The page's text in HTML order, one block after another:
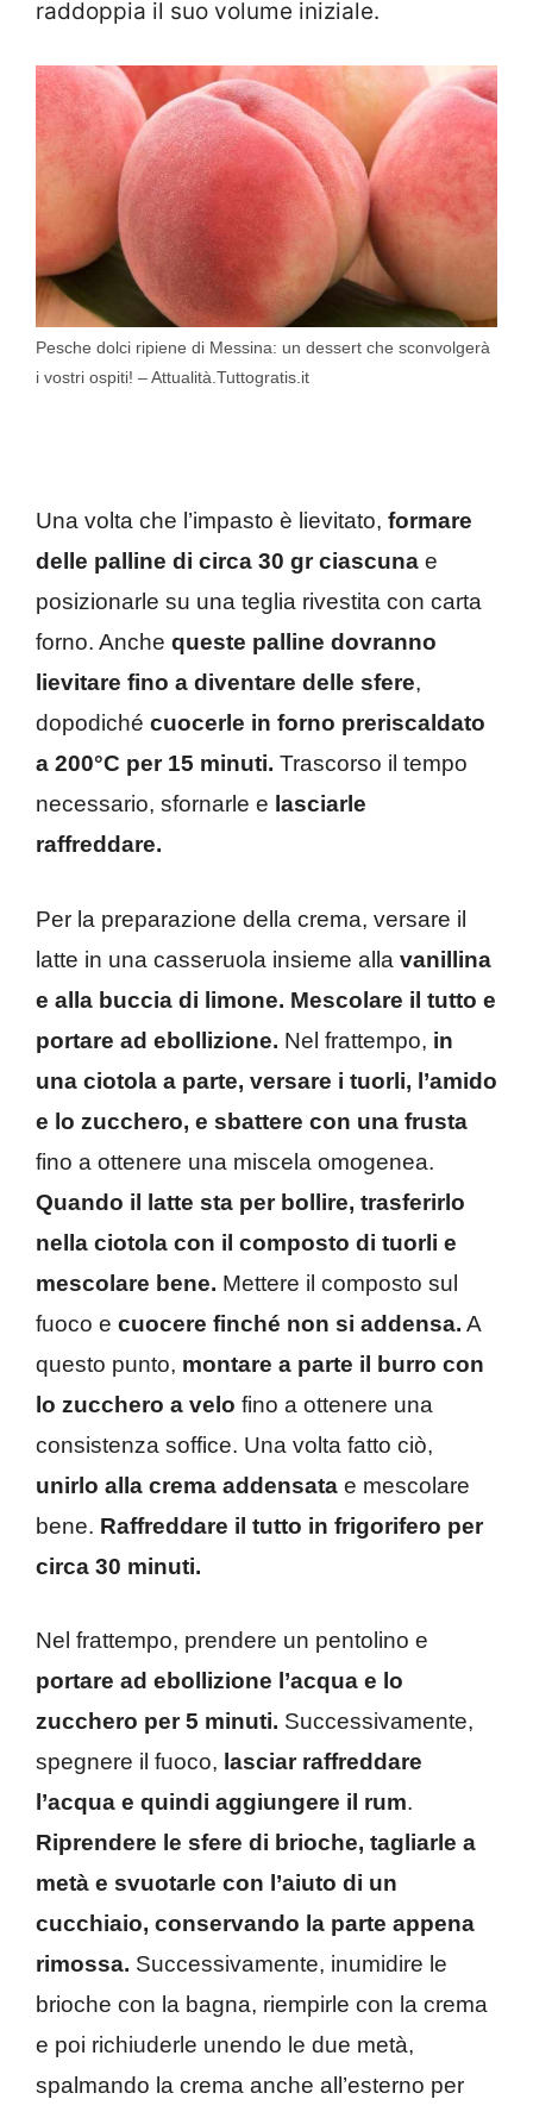
raddoppia il suo volume iniziale.
Pesche dolci ripiene di Messina: un dessert che sconvolgerà
i vostri ospiti! – Attualità.Tuttogratis.it
Una volta che l’impasto è lievitato, formare
delle palline di circa 30 gr ciascuna e
posizionarle su una teglia rivestita con carta
forno. Anche queste palline dovranno
lievitare fino a diventare delle sfere,
dopodiché cuocerle in forno preriscaldato
a 200°C per 15 minuti. Trascorso il tempo
necessario, sfornarle e lasciarle
raffreddare.
Per la preparazione della crema, versare il
latte in una casseruola insieme alla vanillina
e alla buccia di limone. Mescolare il tutto e
portare ad ebollizione. Nel frattempo, in
una ciotola a parte, versare i tuorli, l’amido
e lo zucchero, e sbattere con una frusta
fino a ottenere una miscela omogenea.
Quando il latte sta per bollire, trasferirlo
nella ciotola con il composto di tuorli e
mescolare bene. Mettere il composto sul
fuoco e cuocere finché non si addensa. A
questo punto, montare a parte il burro con
lo zucchero a velo fino a ottenere una
consistenza soffice. Una volta fatto ciò,
unirlo alla crema addensata e mescolare
bene. Raffreddare il tutto in frigorifero per
circa 30 minuti.
Nel frattempo, prendere un pentolino e
portare ad ebollizione l’acqua e lo
zucchero per 5 minuti. Successivamente,
spegnere il fuoco, lasciar raffreddare
l’acqua e quindi aggiungere il rum.
Riprendere le sfere di brioche, tagliarle a
metà e svuotarle con l’aiuto di un
cucchiaio, conservando la parte appena
rimossa. Successivamente, inumidire le
brioche con la bagna, riempirle con la crema
e poi richiuderle unendo le due metà,
spalmando la crema anche all’esterno per